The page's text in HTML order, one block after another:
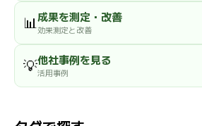
📊成果を測定・改善
効果測定と改善
💡他社事例を見る
活用事例